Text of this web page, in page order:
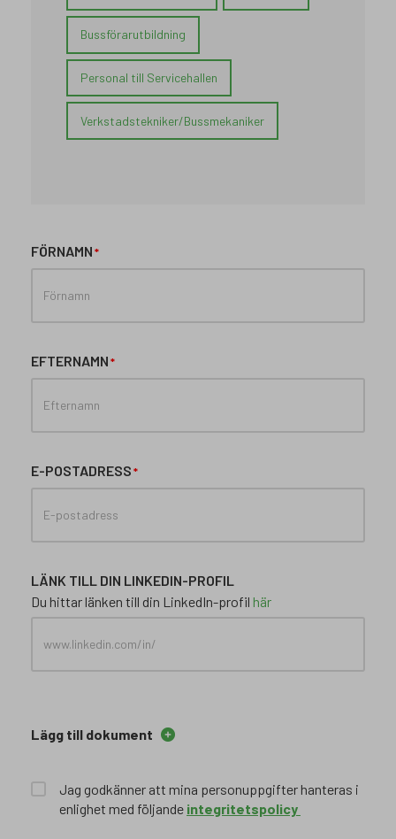
Bussförarutbildning
Personal till Servicehallen
Verkstadstekniker/Bussmekaniker
FÖRNAMN
EFTERNAMN
E-POSTADRESS
LÄNK TILL DIN LINKEDIN-PROFIL
Du hittar länken till din LinkedIn-profil här
Lägg till dokument
Jag godkänner att mina personuppgifter hanteras i
enlighet med följande integritetspolicy